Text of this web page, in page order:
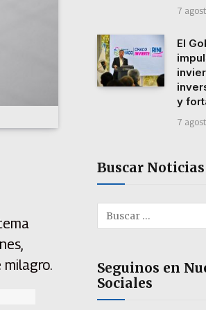
7
El
y
7
Buscar Noticias
Seguinos en
Sociales